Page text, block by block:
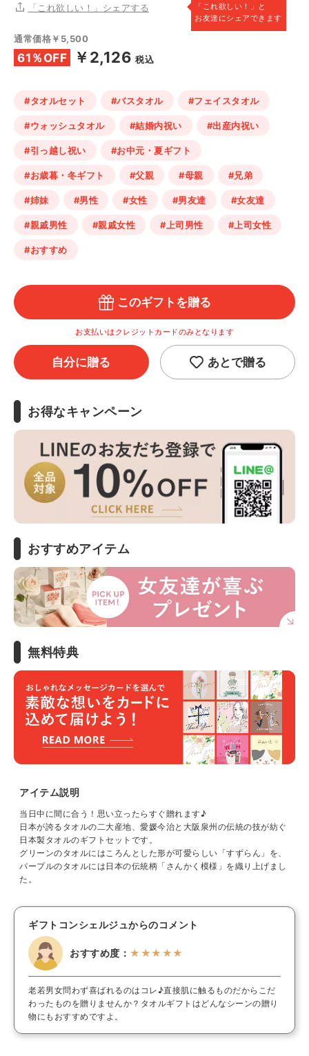
「これ欲しい！」と
お友達にシェアできます
「これ欲しい！」シェアする
通常価格￥5,500
61％OFF ￥2,126 税込
#タオルセット #バスタオル #フェイスタオル
#ウォッシュタオル #結婚内祝い #出産内祝い
#引っ越し祝い #お中元・夏ギフト
#お歳暮・冬ギフト #父親 #母親 #兄弟
#姉妹 #男性 #女性 #男友達 #女友達
#親戚男性 #親戚女性 #上司男性 #上司女性
#おすすめ
このギフトを贈る
お支払いはクレジットカードのみとなります
自分に贈る あとで贈る
お得なキャンペーン
おすすめアイテム
無料特典
アイテム説明
当日中に間に合う！思い立ったらすぐ贈れます♪
日本が誇るタオルの二大産地、愛媛今治と大阪泉州の伝統の技が紡ぐ
日本製タオルのギフトセットです。
グリーンのタオルにはころんとした形が可愛らしい「すずらん」を、
パープルのタオルには日本の伝統柄「さんかく模様」を織り上げまし
た。
ギフトコンシェルジュからのコメント
おすすめ度： ★★★★★
老若男女問わず喜ばれるのはコレ♪直接肌に触るものだからこだ
わったものを贈りませんか？タオルギフトはどんなシーンの贈り
物にもおすすめですよ。